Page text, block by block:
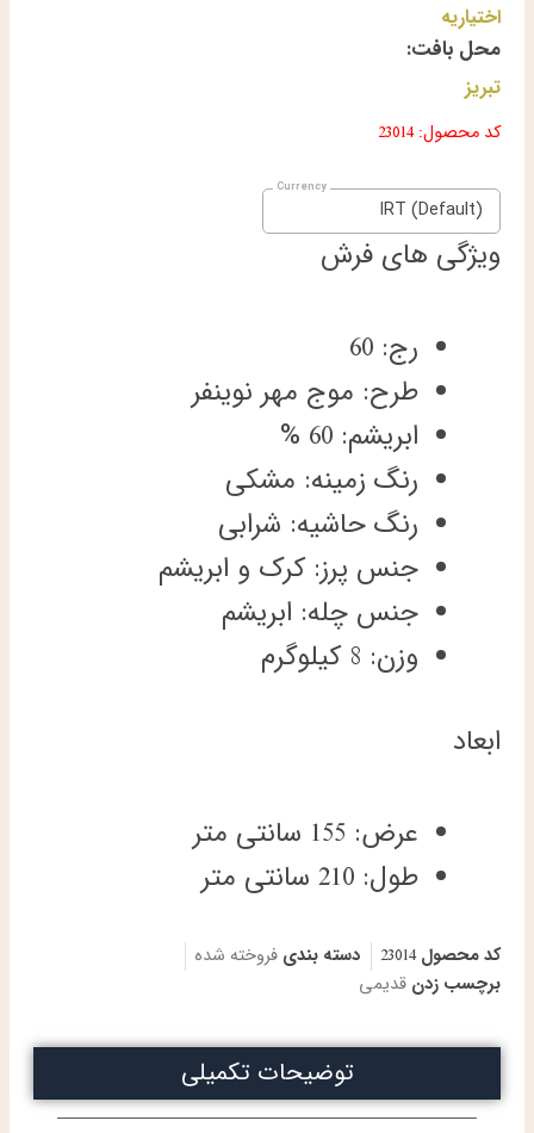
اختیاریه
محل بافت:
تبریز
کد محصول: 23014
IRT (Default)
ویژگی های فرش
رج: 60
طرح: موج مهر نوینفر
ابریشم: 60 %
رنگ زمینه: مشکی
رنگ حاشیه: شرابی
جنس پرز: کرک و ابریشم
جنس چله: ابریشم
وزن: 8 کیلوگرم
ابعاد
عرض: 155 سانتی متر
طول: 210 سانتی متر
کد محصول23014 دسته بندی فروخته شده
برچسب زدن قدیمی
توضیحات تکمیلی